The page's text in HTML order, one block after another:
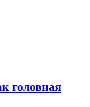
головная